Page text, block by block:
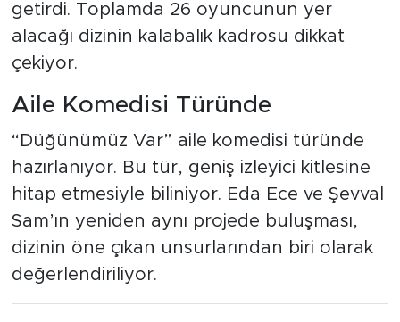
getirdi. Toplamda 26 oyuncunun yer
alacağı dizinin kalabalık kadrosu dikkat
çekiyor.
Aile Komedisi Türünde
“Düğünümüz Var” aile komedisi türünde
hazırlanıyor. Bu tür, geniş izleyici kitlesine
hitap etmesiyle biliniyor. Eda Ece ve Şevval
Sam’ın yeniden aynı projede buluşması,
dizinin öne çıkan unsurlarından biri olarak
değerlendiriliyor.